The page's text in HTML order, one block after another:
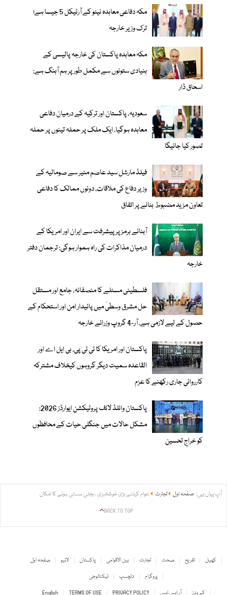
مکہ دفاعی معاہدہ نیٹو کے آرٹیکل 5 جیسا ہے؛
ترک وزیر خارجہ
مکہ معاہدہ پاکستان کی خارجہ پالیسی کے
بنیادی ستونوں سے مکمل طور پر ہم آہنگ ہے:
اسحاق ڈار
سعودیہ، پاکستان اور ترکیہ کے درمیان دفاعی
معاہدہ ہوگیا، ایک ملک پر حملہ تینوں پر حملہ
تصور کیا جائیگا
فیلڈ مارشل سید عاصم منیر سے صومالیہ کے
وزیر دفاع کی ملاقات، دونوں ممالک کا دفاعی
تعاون مزید مضبوط بنانے پر اتفاق
آبنائے ہرمز پر پیشرفت سے ایران اور امریکا کے
درمیان مذاکرات کی راہ ہموار ہوگی: ترجمان دفتر
خارجہ
فلسطینی مسئلے کا منصفانہ، جامع اور مستقل
حل مشرق وسطیٰ میں پائیدار امن اور استحکام کے
حصول کے لیے لازمی ہے، آر-4 گروپ وزرائے خارجہ
پاکستان اور امریکا کا ٹی ٹی پی، بی ایل اے اور
القاعدہ سمیت دیگر گروہوں کیخلاف مشترکہ
کارروائی جاری رکھنے کا عزم
پاکستان وائلڈ لائف پروٹیکشن ایوارڈز 2026:
مشکل حالات میں جنگلی حیات کے محافظوں
کو خراجِ تحسین
آپ یہاں ہیں: صفحہ اول تجارت عوام کیلئے بڑی خوشخبری ، بجلی سستی ہونے کا امکان
BACK TO TOP
صفحہ اول لائیو پاکستان بین الاقوامی تجارت صحت تفریح
کھیل
ٹیکنالوجی
دلچسپ
پروگرام
English
TERMS OF USE PRIVACY POLICY آر ایس ایس کیریئرز